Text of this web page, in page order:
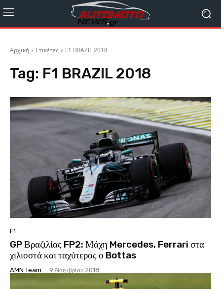
Αρχική Ετικέτες F1 BRAZIL 2018
Tag: F1 BRAZIL 2018
F1
GP Βραζιλίας FP2: Μάχη Mercedes, Ferrari στα
χιλιοστά και ταχύτερος ο Bottas
AMN Team - 9 Νοεμβρίου 2018